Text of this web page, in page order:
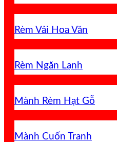
Rèm Vải Hoa Văn
Rèm Ngăn Lạnh
Mành Rèm Hạt Gỗ
Mành Cuốn Tranh